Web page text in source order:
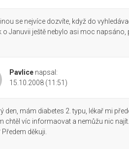
se nejvíce dozvíte, když do
o Januvii ještě nebylo asi moc napsáno,
Pavlice napsal:
15.10.2008 (11:51)
den, mám diabetes 2. typu, lékař mi
chtěl víc informaovat a nemůžu nic
Předem děkuji.